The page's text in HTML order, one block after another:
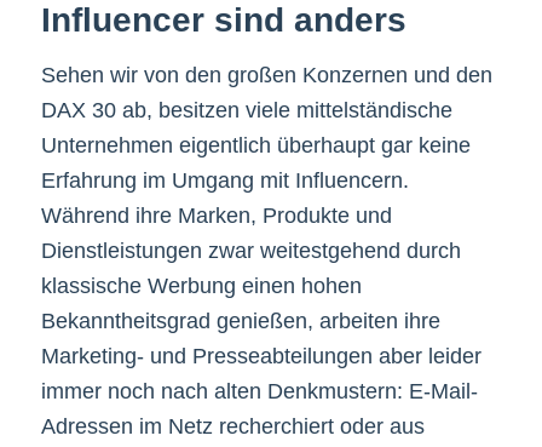
Influencer sind anders
Sehen wir von den großen Konzernen und den
DAX 30 ab, besitzen viele mittelständische
Unternehmen eigentlich überhaupt gar keine
Erfahrung im Umgang mit Influencern.
Während ihre Marken, Produkte und
Dienstleistungen zwar weitestgehend durch
klassische Werbung einen hohen
Bekanntheitsgrad genießen, arbeiten ihre
Marketing- und Presseabteilungen aber leider
immer noch nach alten Denkmustern: E-Mail-
Adressen im Netz recherchiert oder aus